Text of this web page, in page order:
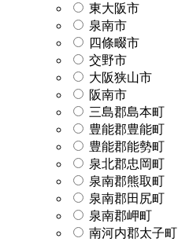
東大阪市
泉南市
四條畷市
交野市
大阪狭山市
阪南市
三島郡島本町
豊能郡豊能町
豊能郡能勢町
泉北郡忠岡町
泉南郡熊取町
泉南郡田尻町
泉南郡岬町
南河内郡太子町